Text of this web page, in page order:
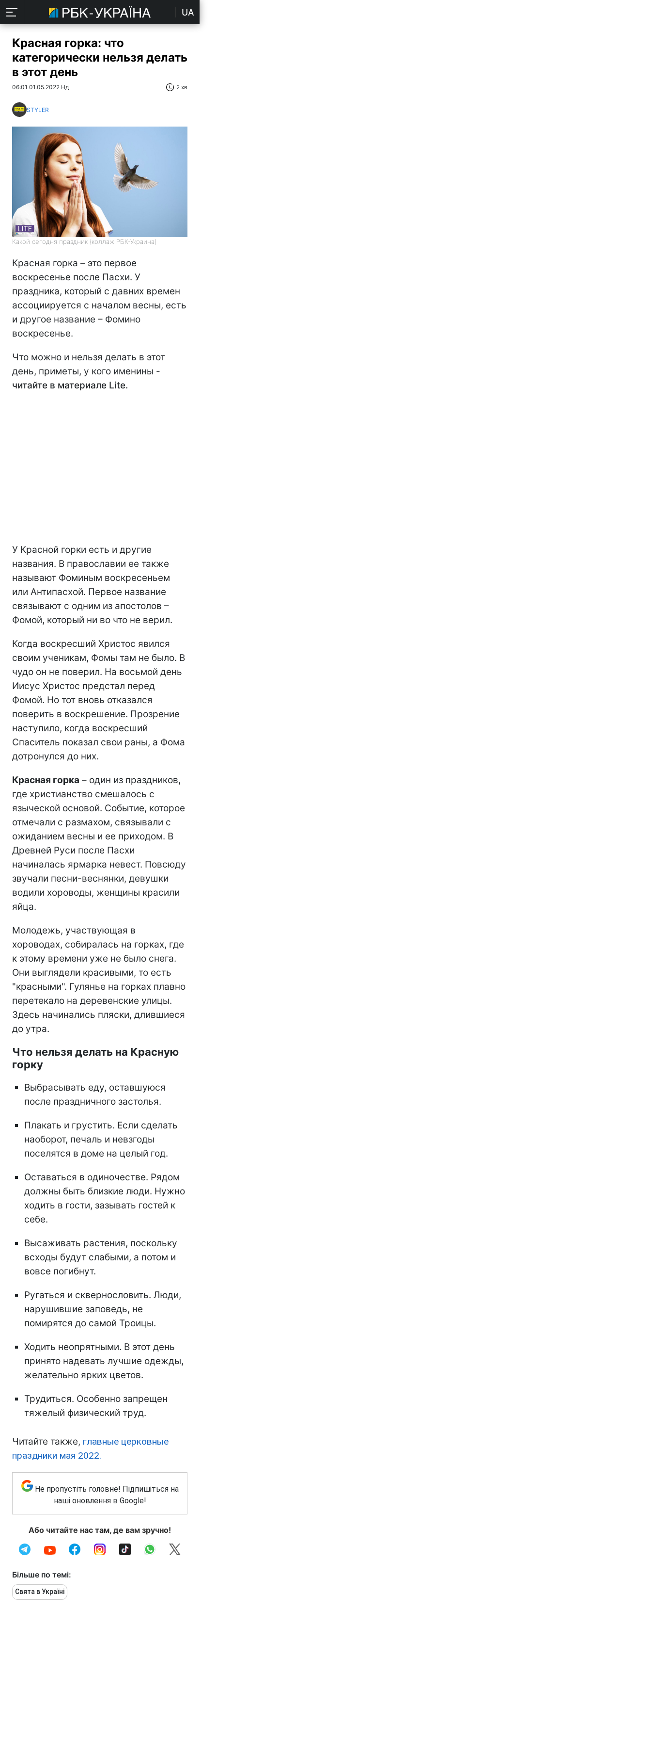
UA
Красная горка: что
категорически нельзя делать
в этот день
06:01 01.05.2022 Нд 2 хв
STYLER
Какой сегодня праздник (коллаж РБК-Украина)
Красная горка – это первое
воскресенье после Пасхи. У
праздника, который с давних времен
ассоциируется с началом весны, есть
и другое название – Фомино
воскресенье.
Что можно и нельзя делать в этот
день, приметы, у кого именины -
читайте в материале Lite.
У Красной горки есть и другие
названия. В православии ее также
называют Фоминым воскресеньем
или Антипасхой. Первое название
связывают с одним из апостолов –
Фомой, который ни во что не верил.
Когда воскресший Христос явился
своим ученикам, Фомы там не было. В
чудо он не поверил. На восьмой день
Иисус Христос предстал перед
Фомой. Но тот вновь отказался
поверить в воскрешение. Прозрение
наступило, когда воскресший
Спаситель показал свои раны, а Фома
дотронулся до них.
Красная горка – один из праздников,
где христианство смешалось с
языческой основой. Событие, которое
отмечали с размахом, связывали с
ожиданием весны и ее приходом. В
Древней Руси после Пасхи
начиналась ярмарка невест. Повсюду
звучали песни-веснянки, девушки
водили хороводы, женщины красили
яйца.
Молодежь, участвующая в
хороводах, собиралась на горках, где
к этому времени уже не было снега.
Они выглядели красивыми, то есть
"красными". Гулянье на горках плавно
перетекало на деревенские улицы.
Здесь начинались пляски, длившиеся
до утра.
Что нельзя делать на Красную
горку
Выбрасывать еду, оставшуюся
после праздничного застолья.
Плакать и грустить. Если сделать
наоборот, печаль и невзгоды
поселятся в доме на целый год.
Оставаться в одиночестве. Рядом
должны быть близкие люди. Нужно
ходить в гости, зазывать гостей к
себе.
Высаживать растения, поскольку
всходы будут слабыми, а потом и
вовсе погибнут.
Ругаться и сквернословить. Люди,
нарушившие заповедь, не
помирятся до самой Троицы.
Ходить неопрятными. В этот день
принято надевать лучшие одежды,
желательно ярких цветов.
Трудиться. Особенно запрещен
тяжелый физический труд.
Читайте также, главные церковные
праздники мая 2022.
Не пропустіть головне! Підпишіться на
наші оновлення в Google!
Або читайте нас там, де вам зручно!
Більше по темі:
Свята в Україні